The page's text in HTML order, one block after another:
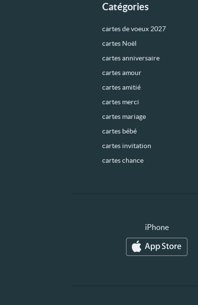
Catégories
cartes de voeux 2027
cartes Noël
cartes anniversaire
cartes amour
cartes amitié
cartes merci
cartes mariage
cartes bébé
cartes invitation
cartes chance
iPhone